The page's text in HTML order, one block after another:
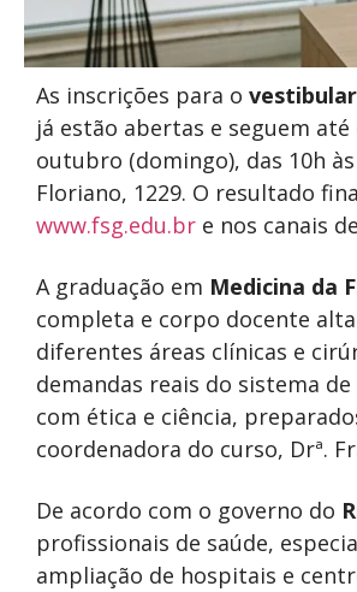
As inscrições para o
já estão abertas e seguem
outubro (domingo), das 10h
Floriano, 1229. O resultado
www.fsg.edu.br e nos canais
A graduação em Medicina da
completa e corpo docente
diferentes áreas clínicas e
demandas reais do sistema
com ética e ciência,
coordenadora do curso, Drª.
De acordo com o governo do
profissionais de saúde,
ampliação de hospitais e